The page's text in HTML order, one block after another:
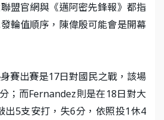
盟官網與《邁阿密先鋒報》都指
輪值順序，陳偉殷可能會是開幕
賽出賽是17日對國民之戰，該場
；而Fernandez則是在18日對大
出5支安打，失6分，依照投1休4